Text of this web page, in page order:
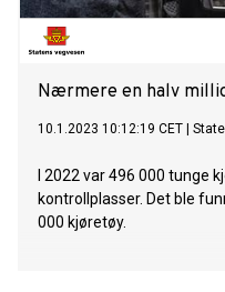
Nærmere en halv
10.1.2023 10:12:19 CET
I 2022 var 496 000 tunge
kontrollplasser. Det ble
000 kjøretøy.